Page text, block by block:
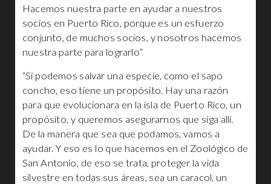
Hacemos nuestra parte en ayudar a nuestros
socios en Puerto Rico, porque es un esfuerzo
conjunto, de muchos socios, y nosotros hacemos
nuestra parte para lograrlo”
“Si podemos salvar una especie, como el sapo
concho, eso tiene un propósito. Hay una razón
para que evolucionara en la isla de Puerto Rico, un
propósito, y queremos asegurarnos que siga allí.
De la manera que sea que podamos, vamos a
ayudar. Y eso es lo que hacemos en el Zoológico de
San Antonio, de eso se trata, proteger la vida
silvestre en todas sus áreas, sea un caracol, un